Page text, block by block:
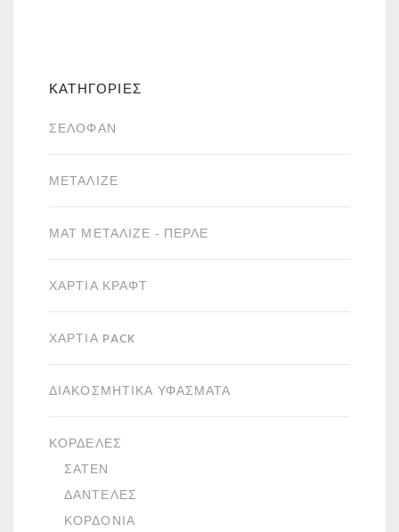
ΚΑΤΗΓΟΡΙΕΣ
ΣΕΛΟΦΆΝ
ΜΕΤΑΛΙΖΈ
ΜΑΤ ΜΕΤΑΛΙΖΈ - ΠΕΡΛΈ
ΧΑΡΤΙΆ ΚΡΑΦΤ
ΧΑΡΤΙΆ PACK
ΔΙΑΚΟΣΜΗΤΙΚΆ ΥΦΆΣΜΑΤΑ
ΚΟΡΔΈΛΕΣ
ΣΑΤΈΝ
ΔΑΝΤΈΛΕΣ
ΚΟΡΔΌΝΙΑ